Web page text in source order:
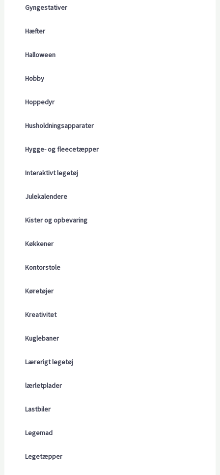
Gyngestativer
Hæfter
Halloween
Hobby
Hoppedyr
Husholdningsapparater
Hygge- og fleecetæpper
Interaktivt legetøj
Julekalendere
Kister og opbevaring
Køkkener
Kontorstole
Køretøjer
Kreativitet
Kuglebaner
Lærerigt legetøj
lærletplader
Lastbiler
Legemad
Legetæpper